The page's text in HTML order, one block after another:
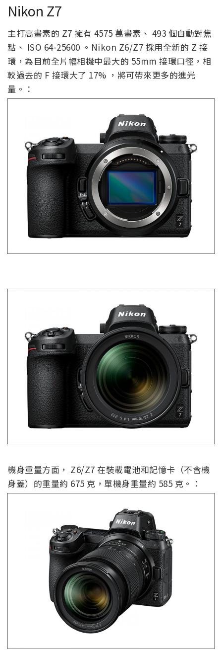
Nikon Z7
主打高畫素的 Z7 擁有 4575 萬畫素、 493 個自動對焦
點、 ISO 64-25600 。Nikon Z6/Z7 採用全新的 Z 接
環，為目前全片幅相機中最大的 55mm 接環口徑，相
較過去的 F 接環大了 17% ，將可帶來更多的進光
量。：
機身重量方面， Z6/Z7 在裝載電池和記憶卡（不含機
身蓋）的重量約 675 克，單機身重量約 585 克。：